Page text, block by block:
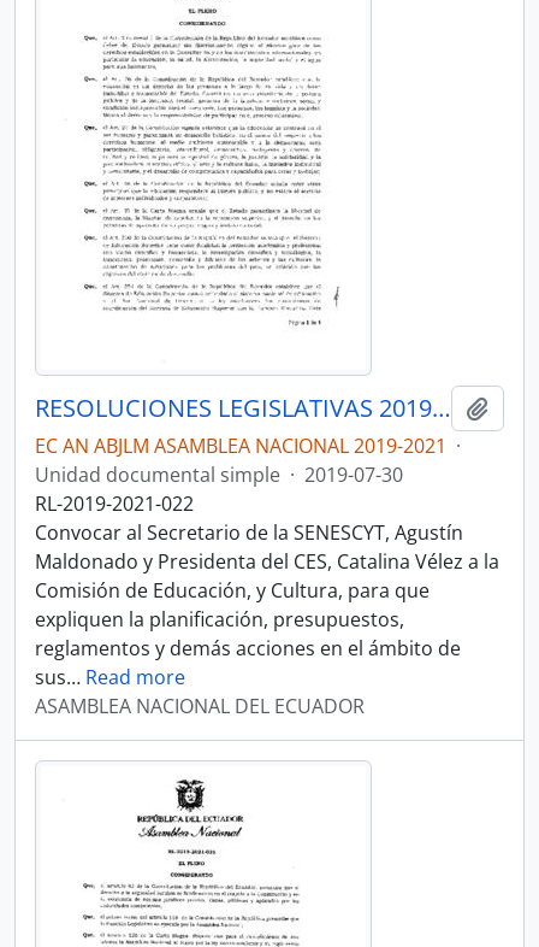
RESOLUCIONES LEGISLATIVAS 2019-2021
EC AN ABJLM ASAMBLEA NACIONAL 2019-2021 ·
Unidad documental simple · 2019-07-30
RL-2019-2021-022
Convocar al Secretario de la SENESCYT, Agustín
Maldonado y Presidenta del CES, Catalina Vélez a la
Comisión de Educación, y Cultura, para que
expliquen la planificación, presupuestos,
reglamentos y demás acciones en el ámbito de
sus… Read more
ASAMBLEA NACIONAL DEL ECUADOR